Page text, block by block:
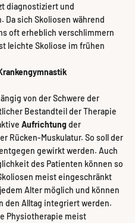
diagnostiziert und
sich Skoliosen während
oft erheblich verschlimmern
leichte Skoliose im frühen
von der Schwere der
Bestandteil der Therapie
Aufrichtung der
Rücken-Muskulatur. So soll der
gewirkt werden. Auch
des Patienten können so
meist eingeschränkt
Alter möglich und können
den Alltag integriert werden.
Physiotherapie meist